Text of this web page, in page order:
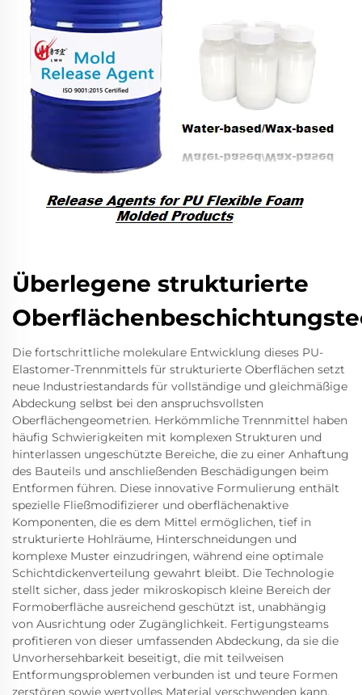
Überlegene strukturierte
Die fortschrittliche molekulare Entwicklung dieses PU-
Elastomer-Trennmittels für strukturierte Oberflächen setzt
neue Industriestandards für vollständige und gleichmäßige
Abdeckung selbst bei den anspruchsvollsten
Oberflächengeometrien. Herkömmliche Trennmittel haben
häufig Schwierigkeiten mit komplexen Strukturen und
hinterlassen ungeschützte Bereiche, die zu einer Anhaftung
des Bauteils und anschließenden Beschädigungen beim
Entformen führen. Diese innovative Formulierung enthält
spezielle Fließmodifizierer und oberflächenaktive
Komponenten, die es dem Mittel ermöglichen, tief in
strukturierte Hohlräume, Hinterschneidungen und
komplexe Muster einzudringen, während eine optimale
Schichtdickenverteilung gewahrt bleibt. Die Technologie
stellt sicher, dass jeder mikroskopisch kleine Bereich der
Formoberfläche ausreichend geschützt ist, unabhängig
von Ausrichtung oder Zugänglichkeit. Fertigungsteams
profitieren von dieser umfassenden Abdeckung, da sie die
Unvorhersehbarkeit beseitigt, die mit teilweisen
Entformungsproblemen verbunden ist und teure Formen
zerstören sowie wertvolles Material verschwenden kann.